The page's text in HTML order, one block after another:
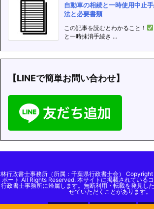
自動車の相続と一時使用中止
法と必要書類
この記事を読むとわかること！
と一時抹消手続き ...
【LINEで簡単お問い合わせ】
林行政書士事務所（所属：千葉県行政書士会）
ポート All Rights Reserved. 本サイトに掲載されている
行政書士事務所に帰属します。無断利用・転載を発見し
せていただくことがあります。